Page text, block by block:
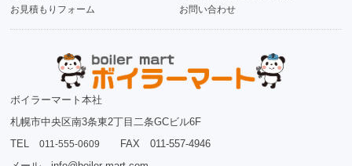
お見積もりフォーム
お問い合わせ
ボイラーマート本社
札幌市中央区南3条東2丁目二条GCビル6F
TEL011-555-0609
FAX 011-557-4946